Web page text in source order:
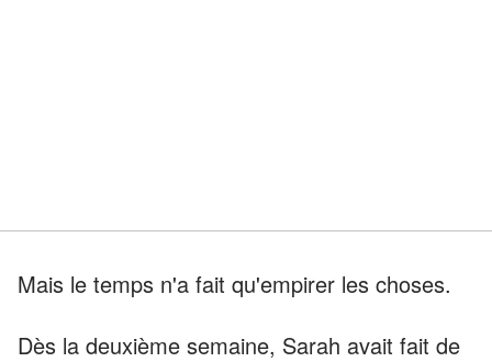
Mais le temps n'a fait qu'empirer les choses.
Dès la deuxième semaine, Sarah avait fait de